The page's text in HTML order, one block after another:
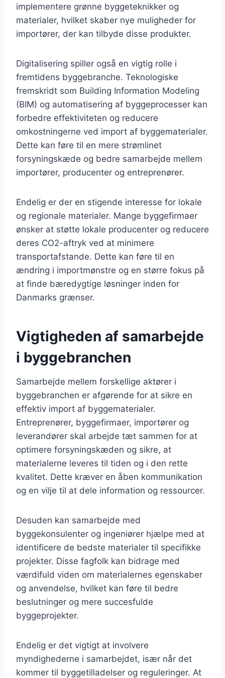
implementere grønne byggeteknikker og
materialer, hvilket skaber nye muligheder for
importører, der kan tilbyde disse produkter.
Digitalisering spiller også en vigtig rolle i
fremtidens byggebranche. Teknologiske
fremskridt som Building Information Modeling
(BIM) og automatisering af byggeprocesser kan
forbedre effektiviteten og reducere
omkostningerne ved import af byggematerialer.
Dette kan føre til en mere strømlinet
forsyningskæde og bedre samarbejde mellem
importører, producenter og entreprenører.
Endelig er der en stigende interesse for lokale
og regionale materialer. Mange byggefirmaer
ønsker at støtte lokale producenter og reducere
deres CO2-aftryk ved at minimere
transportafstande. Dette kan føre til en
ændring i importmønstre og en større fokus på
at finde bæredygtige løsninger inden for
Danmarks grænser.
Vigtigheden af samarbejde
i byggebranchen
Samarbejde mellem forskellige aktører i
byggebranchen er afgørende for at sikre en
effektiv import af byggematerialer.
Entreprenører, byggefirmaer, importører og
leverandører skal arbejde tæt sammen for at
optimere forsyningskæden og sikre, at
materialerne leveres til tiden og i den rette
kvalitet. Dette kræver en åben kommunikation
og en vilje til at dele information og ressourcer.
Desuden kan samarbejde med
byggekonsulenter og ingeniører hjælpe med at
identificere de bedste materialer til specifikke
projekter. Disse fagfolk kan bidrage med
værdifuld viden om materialernes egenskaber
og anvendelse, hvilket kan føre til bedre
beslutninger og mere succesfulde
byggeprojekter.
Endelig er det vigtigt at involvere
myndighederne i samarbejdet, især når det
kommer til byggetilladelser og reguleringer. At